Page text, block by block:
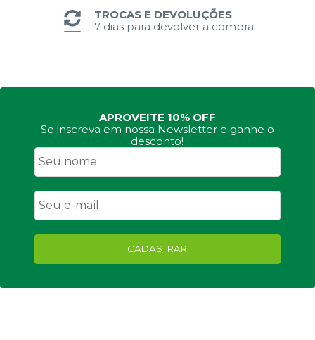
TROCAS E DEVOLUÇÕES
7 dias para devolver a compra
APROVEITE 10% OFF
Se inscreva em nossa Newsletter e ganhe o
desconto!
CADASTRAR